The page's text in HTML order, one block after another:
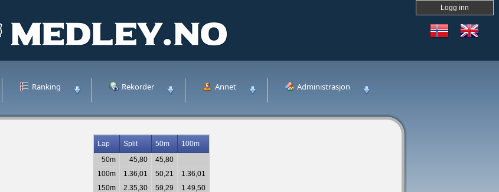
Logg inn
Ranking Rekorder Annet Administrasjon
Lap Split 50m
100m
50m
45,80
45,80
100m
1.36,01 50,21
1.36,01
150m
2.35,30 59,29
1.49,50